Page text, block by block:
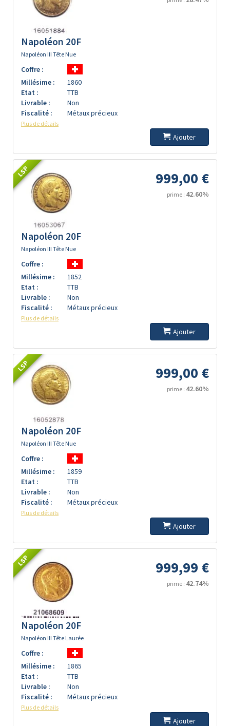
Napoléon 20F
Napoléon III Tête Nue
Coffre :
Millésime :
1860
Etat :
TTB
Livrable :
Non
Fiscalité :
Métaux précieux
Plus de détails
Ajouter
LSP 999,00 €
prime : 42.60%
Napoléon 20F
Napoléon III Tête Nue
Coffre :
Millésime :
1852
Etat :
TTB
Livrable :
Non
Fiscalité :
Métaux précieux
Plus de détails
Ajouter
LSP 999,00 €
prime : 42.60%
Napoléon 20F
Napoléon III Tête Nue
Coffre :
Millésime :
1859
Etat :
TTB
Livrable :
Non
Fiscalité :
Métaux précieux
Plus de détails
Ajouter
LSP 999,99 €
prime : 42.74%
Napoléon 20F
Napoléon III Tête Laurée
Coffre :
Millésime :
1865
Etat :
TTB
Livrable :
Non
Fiscalité :
Métaux précieux
Plus de détails
Ajouter